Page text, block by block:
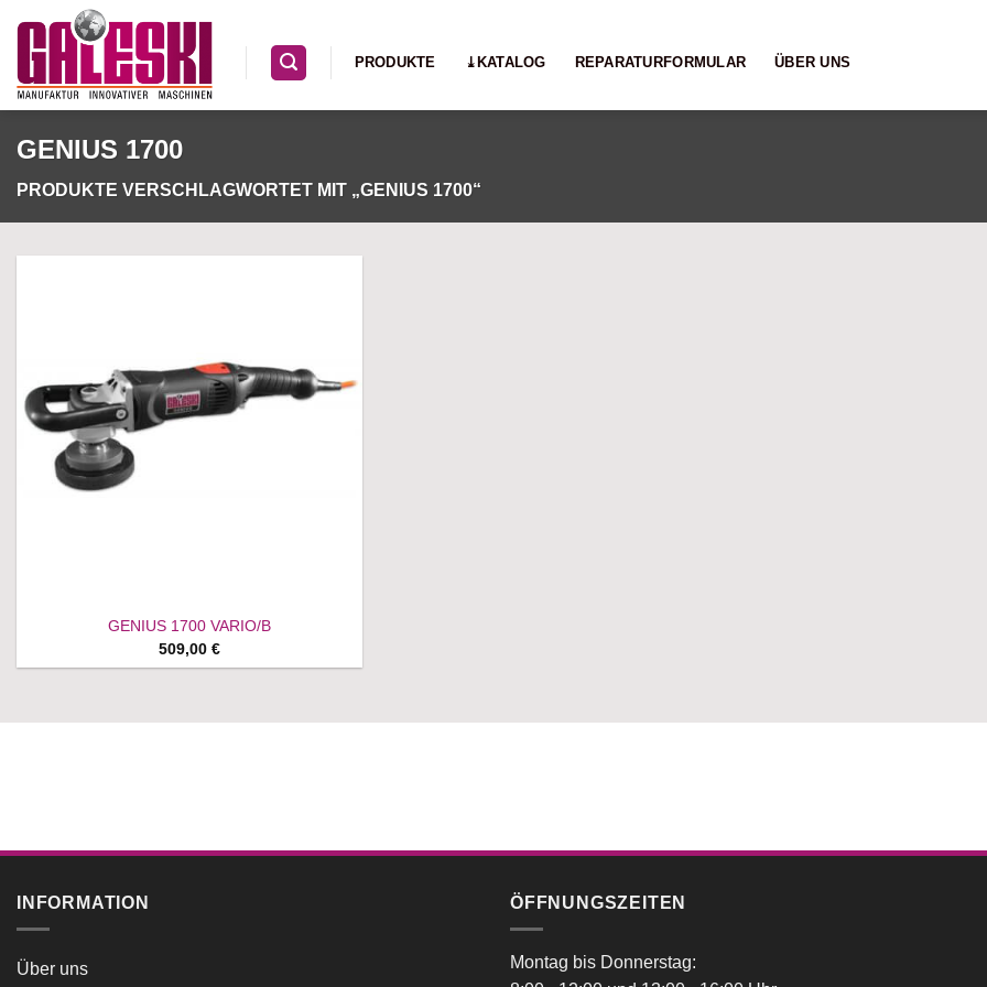
springen
PRODUKTE ⤓KATALOG REPARATURFORMULAR ÜBER UNS
GENIUS 1700
PRODUKTE VERSCHLAGWORTET MIT „GENIUS 1700“
GENIUS 1700 VARIO/B
509,00 €
INFORMATION
Über uns
ÖFFNUNGSZEITEN
Montag bis Donnerstag: